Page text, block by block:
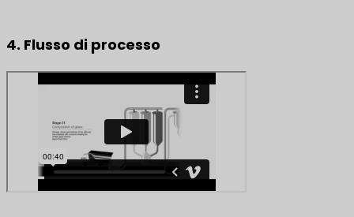
4. Flusso di processo